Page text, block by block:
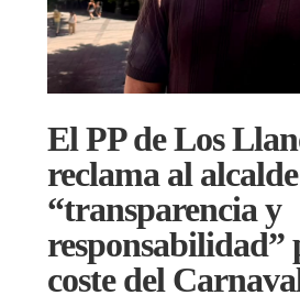
El PP de Los
reclama al alcalde
“transparencia y
responsabilidad”
coste del